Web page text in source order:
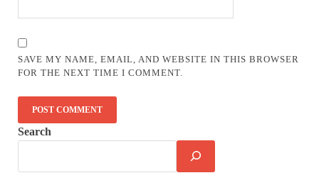
SAVE MY NAME, EMAIL, AND WEBSITE IN THIS BROWSER
FOR THE NEXT TIME I COMMENT.
Search